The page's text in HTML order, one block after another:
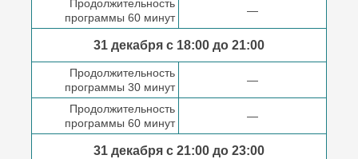
Продолжительность
программы 60 минут
—
31 декабря с 18:00 до 21:00
Продолжительность
программы 30 минут
—
Продолжительность
программы 60 минут
—
31 декабря с 21:00 до 23:00